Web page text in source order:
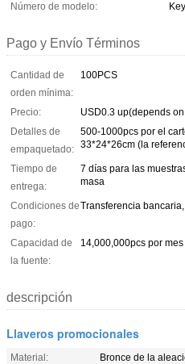
Número de modelo:
Pago y Envío Términos
Cantidad de
orden mínima:
100PCS
Precio:
USD0.3 up(depends
Detalles de
empaquetado:
500-1000pcs por el
33*24*26cm (la
Tiempo de
entrega:
7 días para las
masa
Condiciones de
pago:
Transferencia
Capacidad de
la fuente:
14,000,000pcs por mes
descripción
Llaveros promocionales
Material:
Bronce de la